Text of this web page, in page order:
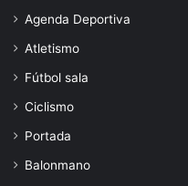
Agenda Deportiva
Atletismo
Fútbol sala
Ciclismo
Portada
Balonmano